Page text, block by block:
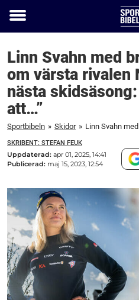
Toggle
Linn Svahn med
om värsta rivalen
nästa
att…”
Sportbibeln » Skidor »
SKRIBENT: STEFAN FEUK
Uppdaterad: apr 01, 2025, 14:41
Publicerad: maj 15, 2023, 12:54